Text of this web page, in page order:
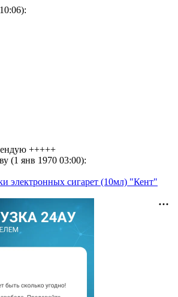
+++++
(1 янв 1970 03:00):
электронных сигарет (10мл) "Кент"